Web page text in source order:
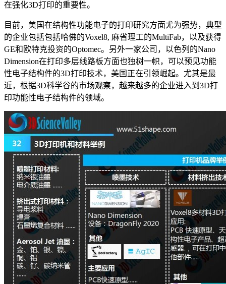
在强化3D打印的重要性。
目前，美国在结构性功能电子的打印研究方面尤为强势，典型
的企业包括包括哈佛的Voxel8, 麻省理工的MultiFab，以及获得
GE和欧特克投资的Optomec。另外一家公司，以色列的Nano
Dimension在打印多层线路板方面也独树一帜，可以预见功能
性电子结构件的3D打印技术，美国正在引领崛起。尤其是最
近，根据3D科学谷的市场观察，越来越多的企业进入到3D打
印功能性电子结构件的领域。